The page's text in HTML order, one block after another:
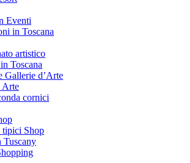
Eventi
in Toscana
artistico
Toscana
Gallerie d’Arte
Arte
cornici
tipici Shop
Tuscany